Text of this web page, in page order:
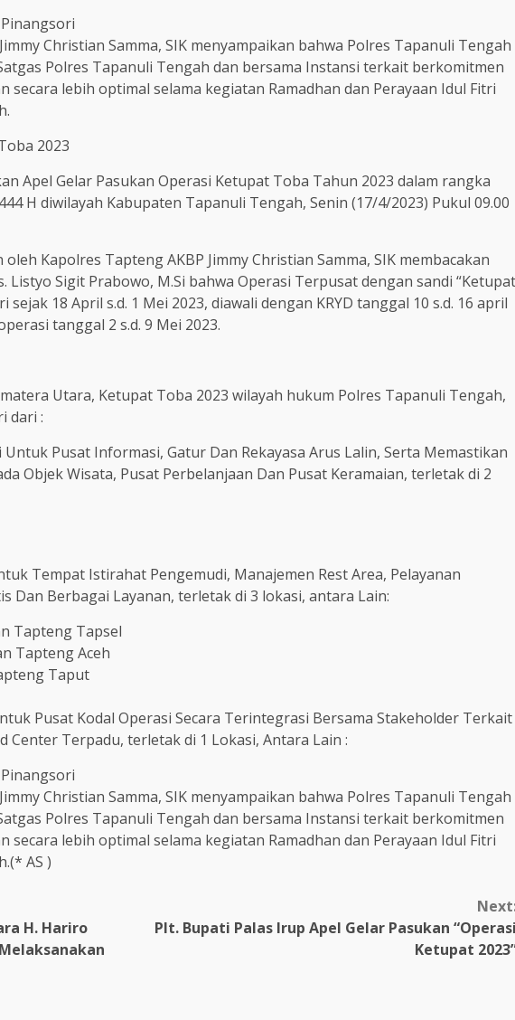
Christian Samma, SIK menyampaikan bahwa Polres Tapanuli Tengah
Polres Tapanuli Tengah dan bersama Instansi terkait berkomitmen
secara lebih optimal selama kegiatan Ramadhan dan Perayaan Idul Fitri
2023
Apel Gelar Pasukan Operasi Ketupat Toba Tahun 2023 dalam rangka
H diwilayah Kabupaten Tapanuli Tengah, Senin (17/4/2023) Pukul 09.00
Kapolres Tapteng AKBP Jimmy Christian Samma, SIK membacakan
Listyo Sigit Prabowo, M.Si bahwa Operasi Terpusat dengan sandi “Ketupat
sejak 18 April s.d. 1 Mei 2023, diawali dengan KRYD tanggal 10 s.d. 16 april
tanggal 2 s.d. 9 Mei 2023.
Utara, Ketupat Toba 2023 wilayah hukum Polres Tapanuli Tengah,
dari :
Pusat Informasi, Gatur Dan Rekayasa Arus Lalin, Serta Memastikan
Objek Wisata, Pusat Perbelanjaan Dan Pusat Keramaian, terletak di 2
Tempat Istirahat Pengemudi, Manajemen Rest Area, Pelayanan
Dan Berbagai Layanan, terletak di 3 lokasi, antara Lain:
Tapteng Tapsel
Tapteng Aceh
Taput
Pusat Kodal Operasi Secara Terintegrasi Bersama Stakeholder Terkait
Center Terpadu, terletak di 1 Lokasi, Antara Lain :
Christian Samma, SIK menyampaikan bahwa Polres Tapanuli Tengah
Polres Tapanuli Tengah dan bersama Instansi terkait berkomitmen
secara lebih optimal selama kegiatan Ramadhan dan Perayaan Idul Fitri
AS )
H. Hariro
Plt. Bupati Palas Irup Apel Gelar Pasukan
Ketupat